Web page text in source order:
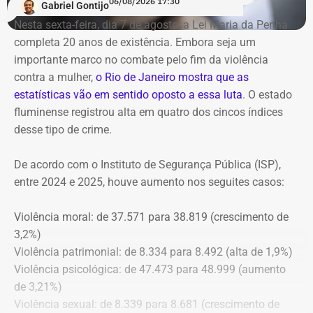
O voto do relator José Gomes Graciosa, aprovado pelo
plenário do TCE-RJ, determina a notificação da ex-
presidente do Itaprevi Fernanda; do ex-prefeito de Itaguaí,
Rubem Vieira de Souza, o Rubão; e de outros diretores e
conselheiros do fundo municipal.
Além disso, o tribunal aprovou a expedição de ofício com
cópia integral do processo ao Ministério Público do
apuração de possíveis ilícitos nas esferas cível e criminal,
e à Secretaria de Regime Próprio e Complementar do
Gabriel Gontijo
Nesta sexta-feira, dia 7 de agosto, a Lei Maria da Penha
completa 20 anos de existência. Embora seja um
importante marco no combate pelo fim da violência
contra a mulher, o Rio de Janeiro mostra que as
estatísticas vão em sentido oposto a essa luta. O estado
fluminense registrou alta em quatro dos cincos índices
desse tipo de crime.
De acordo com o Instituto de Segurança Pública (ISP),
entre 2024 e 2025, houve aumento nos seguites casos:
Violência moral: de 37.571 para 38.819 (crescimento de
3,2%)
Violência patrimonial: de 8.334 para 8.492 (alta de 1,9%)
Violência psicológica: de 47.473 para 48.999 (aumento
de 3,21%)
Violência sexual: de 8.339 para 8.681 (crescimento de